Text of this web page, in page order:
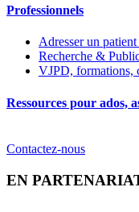
Professionnels
Adresser un
Recherche &
VJPD,
Ressources pour ados,
Contactez-nous
EN